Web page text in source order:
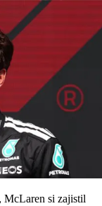
McLaren si zajistil